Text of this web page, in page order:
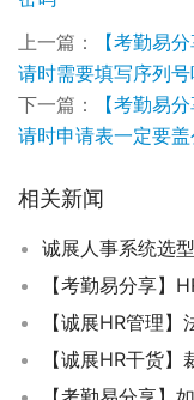
上一篇：
【考勤易
请时需要填写序列号
下一篇：
【考勤易
请时申请表一定要盖
相关新闻